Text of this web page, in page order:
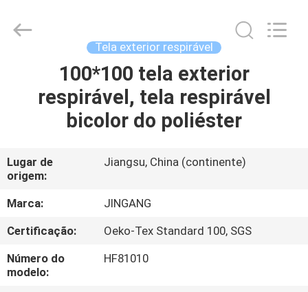
PRODUTOS
SOBRE
NÓS
EXCURSÃO
DA
FÁBRICA
Textile
Co.,Ltd.
Tela exterior respirável
100*100 tela exterior
respirável, tela respirável
bicolor do poliéster
Lugar de
origem:
Jiangsu, China (continente)
Marca:
JINGANG
Certificação:
Oeko-Tex Standard 100, SGS
Número do
modelo:
HF81010